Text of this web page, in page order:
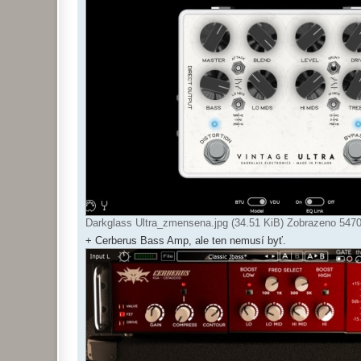
Darkglass Ultra_zmensena.jpg (34.51 KiB) Zobrazeno
+ Cerberus Bass Amp, ale ten nemusí byť.